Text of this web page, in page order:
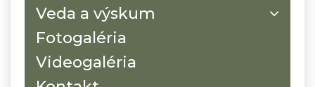
Veda a výskum
Fotogaléria
Videogaléria